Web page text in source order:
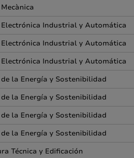
Industrial y Automática
Industrial y Automática
Industrial y Automática
la Energía y Sostenibilidad
la Energía y Sostenibilidad
la Energía y Sostenibilidad
la Energía y Sostenibilidad
Técnica y Edificación